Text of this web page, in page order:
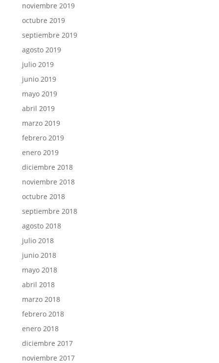
noviembre 2019
octubre 2019
septiembre 2019
agosto 2019
julio 2019
junio 2019
mayo 2019
abril 2019
marzo 2019
febrero 2019
enero 2019
diciembre 2018
noviembre 2018
octubre 2018
septiembre 2018
agosto 2018
julio 2018
junio 2018
mayo 2018
abril 2018
marzo 2018
febrero 2018
enero 2018
diciembre 2017
noviembre 2017